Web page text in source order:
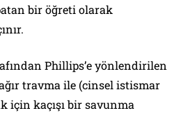
bir öğreti olarak
Phillips’e yönlendirilen
travma ile (cinsel istismar
için kaçışı bir savunma